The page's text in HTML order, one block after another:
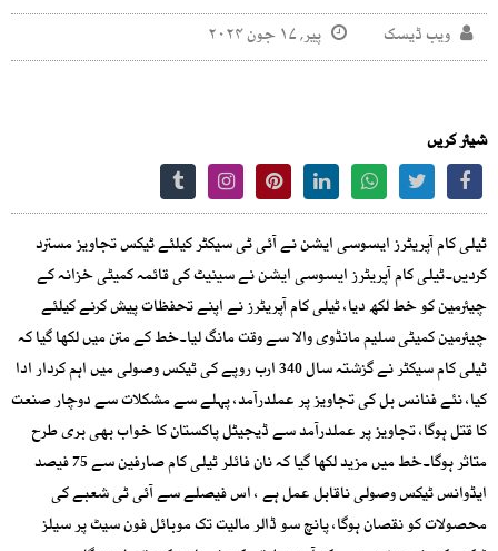
ویب ڈیسک پیر, ۱۷ جون ۲۰۲۴
شیئر کریں
ٹیلی کام آپریٹرز ایسوسی ایشن نے آئی ٹی سیکٹر کیلئے ٹیکس تجاویز مسترد
کردیں۔ٹیلی کام آپریٹرز ایسوسی ایشن نے سینیٹ کی قائمہ کمیٹی خزانہ کے
چیئرمین کو خط لکھ دیا، ٹیلی کام آپریٹرز نے اپنے تحفظات پیش کرنے کیلئے
چیئرمین کمیٹی سلیم مانڈوی والا سے وقت مانگ لیا۔خط کے متن میں لکھا گیا کہ
ٹیلی کام سیکٹر نے گزشتہ سال 340 ارب روپے کی ٹیکس وصولی میں اہم کردار ادا
کیا، نئے فنانس بل کی تجاویز پر عملدرآمد، پہلے سے مشکلات سے دوچار صنعت
کا قتل ہوگا، تجاویز پر عملدرآمد سے ڈیجیٹل پاکستان کا خواب بھی بری طرح
متاثر ہوگا۔خط میں مزید لکھا گیا کہ نان فائلر ٹیلی کام صارفین سے 75 فیصد
ایڈوانس ٹیکس وصولی ناقابل عمل ہے ، اس فیصلے سے آئی ٹی شعبے کی
محصولات کو نقصان ہوگا، پانچ سو ڈالر مالیت تک موبائل فون سیٹ پر سیلز